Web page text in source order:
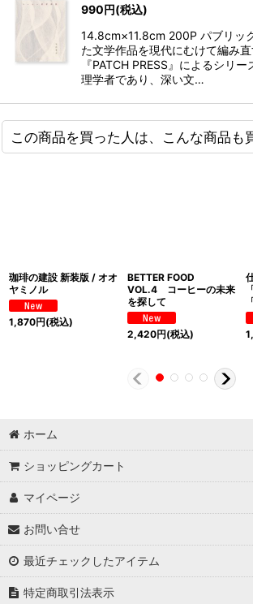
990円(税込)
14.8cm×11.8cm 200P パブリッ
た文学作品を現代にむけて編み
『PATCH PRESS』によるシリ
理学者であり、深い文…
この商品を買った人は、こんな商品も
珈琲の建設 新装版 / オオ
ヤミノル
1,870円(税込)
BETTER FOOD
VOL.4 コーヒーの未来
を探して
2,420円(税込)
ホーム
ショッピングカート
マイページ
お問い合せ
最近チェックしたアイテム
特定商取引法表示